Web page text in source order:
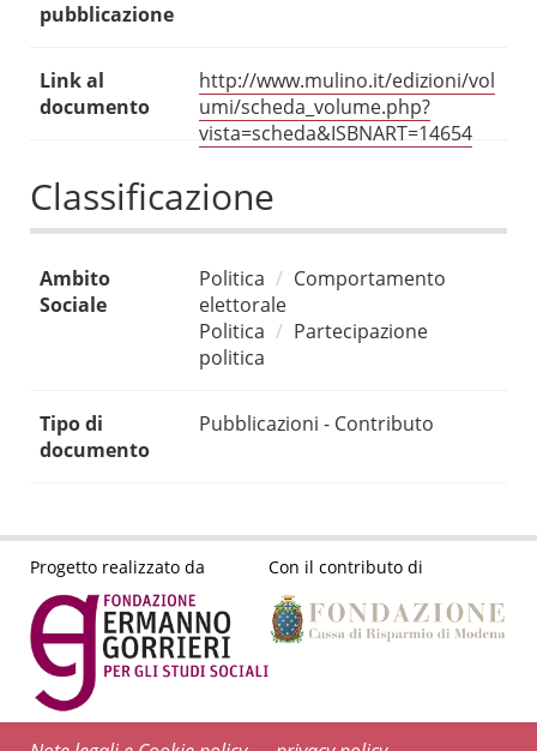
pubblicazione
Link al
documento
http://www.mulino.it/edizioni/vol
umi/scheda_volume.php?
vista=scheda&ISBNART=14654
Classificazione
Ambito
Sociale
Politica
Comportamento
elettorale
Politica
Partecipazione
politica
Tipo di
documento
Pubblicazioni - Contributo
Progetto realizzato da Con il contributo di